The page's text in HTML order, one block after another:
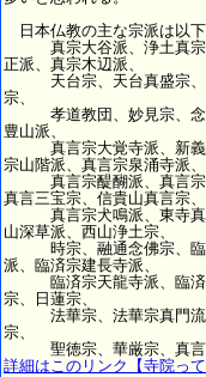
日本仏教の主な宗派は以下
真宗大谷派、浄土真宗本
正派、真宗木辺派、
天台宗、天台真盛宗、金
宗、
孝道教団、妙見宗、念法
豊山派、
真言宗大覚寺派、新義真
宗山階派、真言宗泉涌寺派、
真言宗醍醐派、真言宗国
真言三宝宗、信貴山真言宗、
真言宗犬鳴派、東寺真言
山深草派、西山浄土宗、
時宗、融通念佛宗、臨済
派、臨済宗建長寺派、
臨済宗天龍寺派、臨済宗
宗、日蓮宗、
法華宗、法華宗真門流、
宗、
聖徳宗、華厳宗、真言
詳細はこのリンク【寺院って